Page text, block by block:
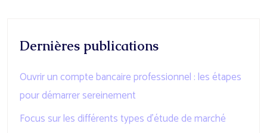
Dernières publications
Ouvrir un compte bancaire professionnel : les étapes
pour démarrer sereinement
Focus sur les différents types d’étude de marché